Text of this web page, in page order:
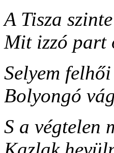
A Tisza
Mit izzó part
Selyem
Bolyongó
S a végtelen